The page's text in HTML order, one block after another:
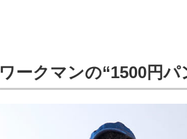
ワークマンの“1500円